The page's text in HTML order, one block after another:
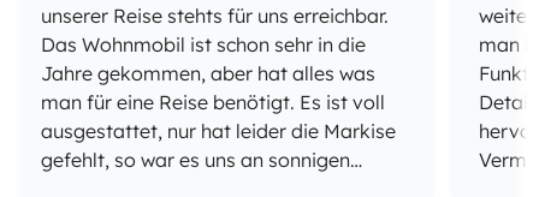
unserer Reise stehts für uns erreichbar.
Das Wohnmobil ist schon sehr in die
Jahre gekommen, aber hat alles was
man für eine Reise benötigt. Es ist voll
ausgestattet, nur hat leider die Markise
gefehlt, so war es uns an sonnigen
man
Detail